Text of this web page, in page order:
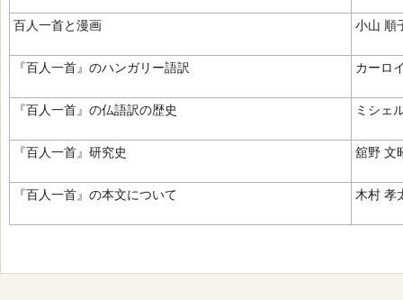
百人一首と漫画 小山 順
『百人一首』のハンガリー語訳 カーロ
『百人一首』の仏語訳の歴史 ミシェ
『百人一首』研究史 舘野 文
『百人一首』の本文について 木村 孝